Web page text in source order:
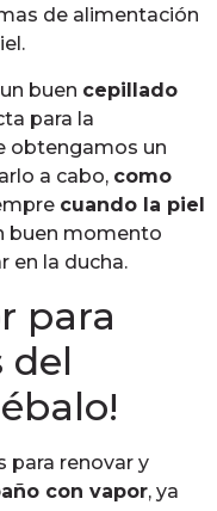
de alimentación
buen cepillado
para la
obtengamos un
a cabo, como
cuando la piel
buen momento
en la ducha.
para
del
para renovar y
con vapor, ya